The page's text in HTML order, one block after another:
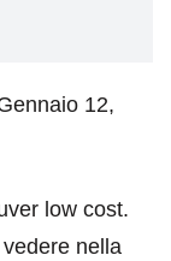
12,
low cost.
nella